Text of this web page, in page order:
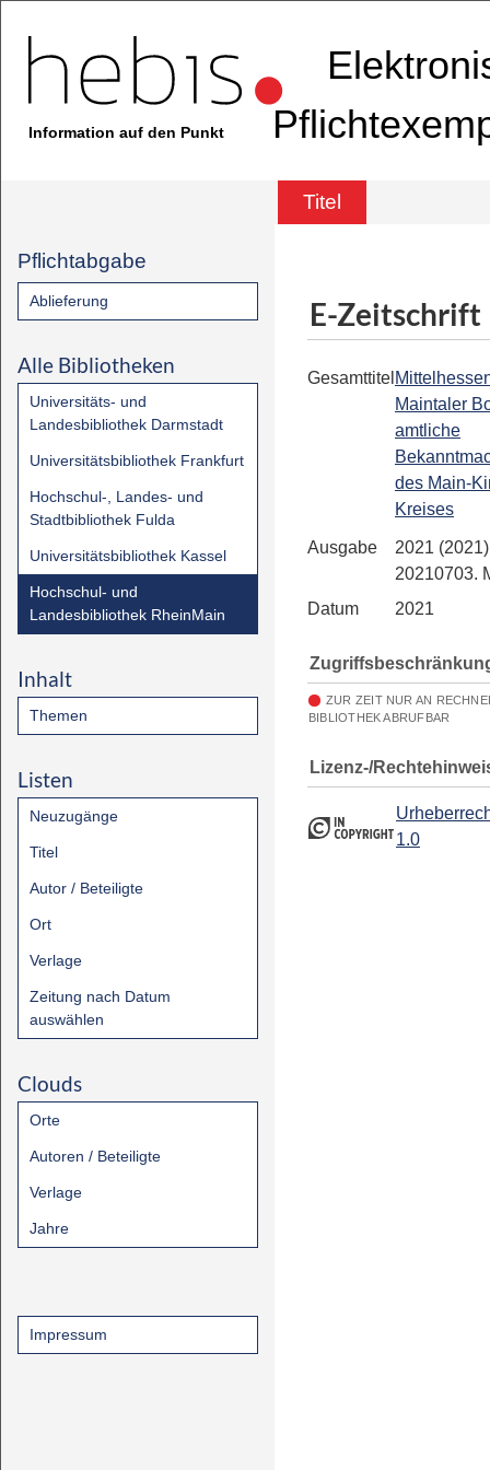
Information auf den Punkt
Titel
Pflichtabgabe
Ablieferung
Alle Bibliotheken
Universitäts- und
Landesbibliothek Darmstadt
Universitätsbibliothek Frankfurt
Hochschul-, Landes- und
Stadtbibliothek Fulda
Universitätsbibliothek Kassel
Hochschul- und
Landesbibliothek RheinMain
Inhalt
Themen
Listen
Neuzugänge
Titel
Autor / Beteiligte
Ort
Verlage
Zeitung nach Datum
auswählen
Clouds
Orte
Autoren / Beteiligte
Verlage
Jahre
Impressum
E-Zeitschrift
Gesamttitel
Maintaler
amtliche
des Main-
Kreises
Ausgabe
2021 (2021)
20210703.
Datum
2021
ZUR ZEIT NUR AN
BIBLIOTHEK ABRUFBAR
Lizenz-/
1.0